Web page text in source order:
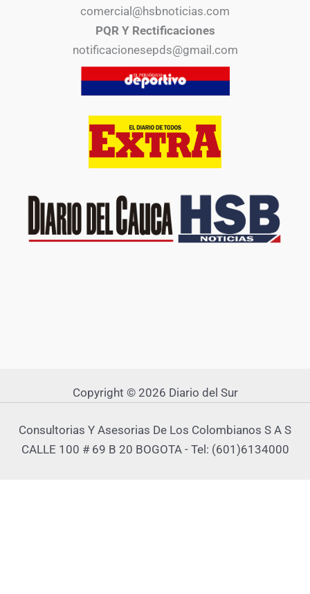
comercial@hsbnoticias.com
PQR Y Rectificaciones
notificacionesepds@gmail.com
Copyright © 2026 Diario del Sur
Consultorias Y Asesorias De Los Colombianos S A S
CALLE 100 # 69 B 20 BOGOTA - Tel: (601)6134000